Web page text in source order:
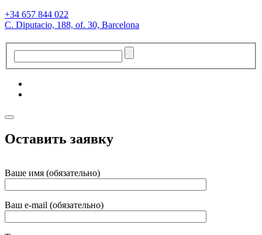
+34 657 844 022
C. Diputacio, 188, of. 30, Barcelona
Оставить заявку
Ваше имя (обязательно)
Ваш e-mail (обязательно)